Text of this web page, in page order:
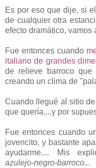
Es por eso que dije, si
de cualquier otra
efecto dramático, vamos
Fue entonces cuando
italiano de grandes
de relieve barroco
creando un clima de
Cuando llegué al sitio
que quería....y por
Fue entonces cuando
jovencito, y bastante
ayudarme.... Mis
azulejo-negro-barroco...